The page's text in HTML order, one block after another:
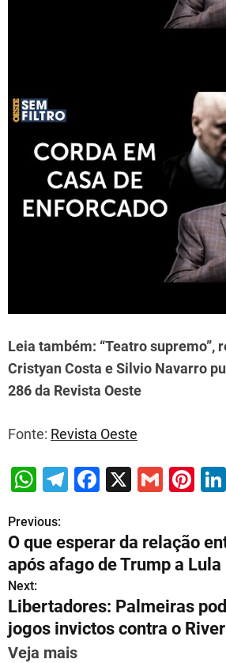
Leia também: “Teatro supremo”,
Cristyan Costa e Silvio Navarro
286 da Revista Oeste
Fonte: Revista Oeste
W
at
s
A
p
p
T
gr
a
m
F
e
b
o
o
X
G
l
Pi
e
st
P
o
s
t
n
Previous:
O que esperar da relação
após afago de Trump a Lula
Next:
Libertadores: Palmeiras
jogos invictos contra o River
Veja mais